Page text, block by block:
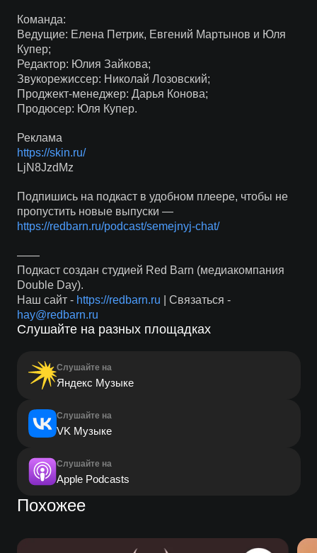
Команда:
Ведущие: Елена Петрик, Евгений Мартынов и Юля
Купер;
Редактор: Юлия Зайкова;
Звукорежиссер: Николай Лозовский;
Проджект-менеджер: Дарья Конова;
Продюсер: Юля Купер.
Реклама
https://skin.ru/
LjN8JzdMz
Подпишись на подкаст в удобном плеере, чтобы не
пропустить новые выпуски —
https://redbarn.ru/podcast/semejnyj-chat/
——
Подкаст создан студией Red Barn (медиакомпания
Double Day).
Наш сайт - https://redbarn.ru | Связаться -
hay@redbarn.ru
Слушайте на разных площадках
Слушайте на
Яндекс Музыке
Слушайте на
VK Музыке
Слушайте на
Apple Podcasts
Похожее